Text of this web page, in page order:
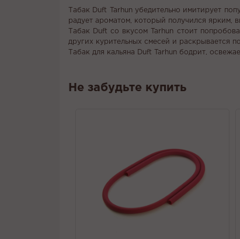
Табак Duft Tarhun убедительно имитирует
радует ароматом, который получился ярким,
Табак Duft со вкусом Tarhun стоит
других курительных смесей и раскрывается
Табак для кальяна Duft Tarhun бодрит,
Не забудьте купить